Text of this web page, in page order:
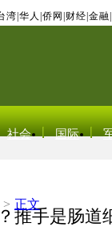
湾 华人 侨网 财经 金融
社会 国际
> 正文
推手是肠道